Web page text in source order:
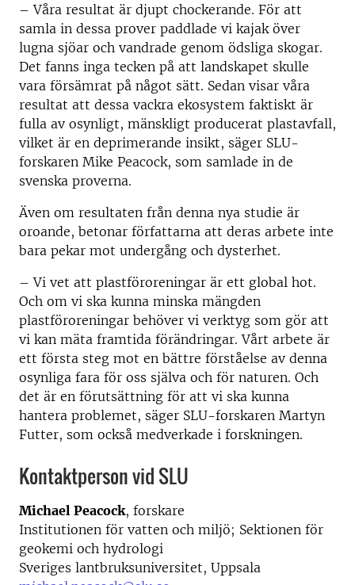
– Våra resultat är djupt chockerande. För att
samla in dessa prover paddlade vi kajak över
lugna sjöar och vandrade genom ödsliga skogar.
Det fanns inga tecken på att landskapet skulle
vara försämrat på något sätt. Sedan visar våra
resultat att dessa vackra ekosystem faktiskt är
fulla av osynligt, mänskligt producerat plastavfall,
vilket är en deprimerande insikt, säger SLU-
forskaren Mike Peacock, som samlade in de
svenska proverna.
Även om resultaten från denna nya studie är
oroande, betonar författarna att deras arbete inte
bara pekar mot undergång och dysterhet.
– Vi vet att plastföroreningar är ett global hot.
Och om vi ​​ska kunna minska mängden
plastföroreningar behöver vi verktyg som gör att
vi kan mäta framtida förändringar. Vårt arbete är
ett första steg mot en bättre förståelse av denna
osynliga fara för oss själva och för naturen. Och
det är en förutsättning för att vi ska kunna
hantera problemet, säger SLU-forskaren Martyn
Futter, som också medverkade i forskningen.
Kontaktperson vid SLU
Michael Peacock, forskare
Institutionen för vatten och miljö; Sektionen för
geokemi och hydrologi
Sveriges lantbruksuniversitet, Uppsala